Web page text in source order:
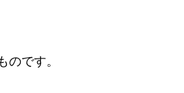
のです。